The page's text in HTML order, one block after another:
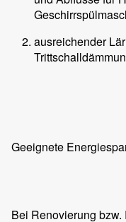
ausreichender
Geeignete
Bei Renovierung